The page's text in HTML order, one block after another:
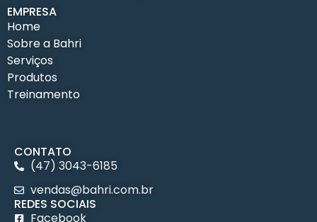
EMPRESA
Home
Sobre a Bahri
Serviços
Produtos
Treinamento
CONTATO
(47) 3043-6185
vendas@bahri.com.br
REDES SOCIAIS
Facebook